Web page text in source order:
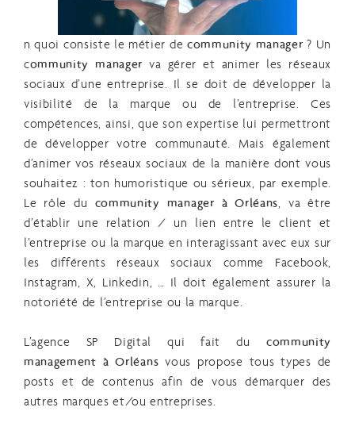
n quoi consiste le métier de community manager ? Un
community manager va gérer et animer les réseaux
sociaux d’une entreprise. Il se doit de développer la
visibilité de la marque ou de l’entreprise. Ces
compétences, ainsi, que son expertise lui permettront
de développer votre communauté. Mais également
d’animer vos réseaux sociaux de la manière dont vous
souhaitez : ton humoristique ou sérieux, par exemple.
Le rôle du community manager à Orléans, va être
d’établir une relation / un lien entre le client et
l’entreprise ou la marque en interagissant avec eux sur
les différents réseaux sociaux comme Facebook,
Instagram, X, Linkedin, … Il doit également assurer la
notoriété de l’entreprise ou la marque.
L’agence SP Digital qui fait du community
management à Orléansvous propose tous types de
posts et de contenus afin de vous démarquer des
autres marques et/ou entreprises.